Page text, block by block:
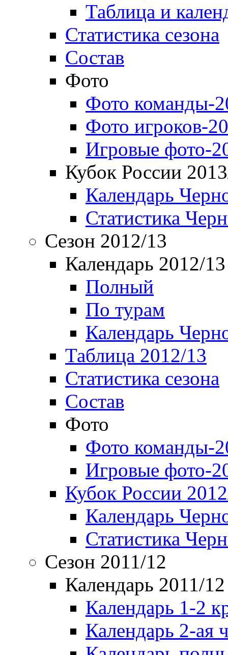
Таблица и
Статистика сезона
Состав
Фото
Фото команды-
Фото игроков-
Игровые фото-
Кубок России
Календарь
Статистика
Сезон 2012/13
Календарь 2012/13
Полный
По турам
Календарь
Таблица 2012/13
Статистика сезона
Состав
Фото
Фото команды-
Игровые фото-
Кубок России
Календарь
Статистика
Сезон 2011/12
Календарь 2011/12
Календарь 1-2
Календарь 2-ая